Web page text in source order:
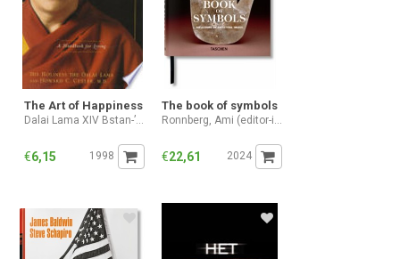
The Art of Happiness
Dalai Lama XIV Bstan-ʼdzin-rgya-mtsho, Howard C. Cutler
€6,15 1998
The book of symbols
Ronnberg, Ami (editor-in-chief)
€22,61 2024